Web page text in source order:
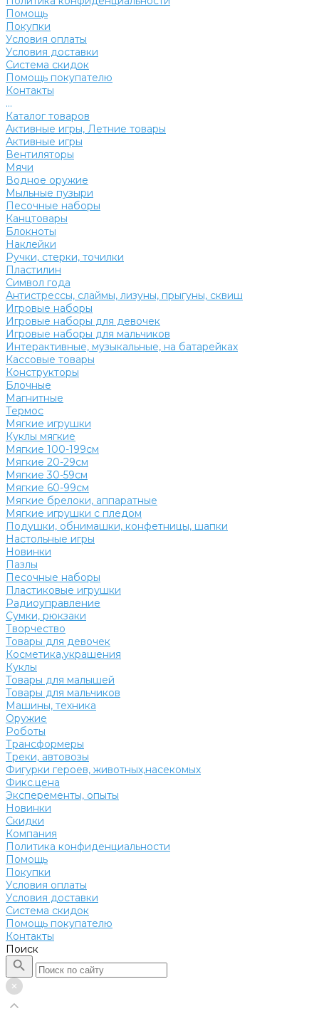
Помощь
Покупки
Условия оплаты
Условия доставки
Система скидок
Помощь покупателю
Контакты
...
Каталог товаров
Активные игры, Летние товары
Активные игры
Вентиляторы
Мячи
Водное оружие
Мыльные пузыри
Песочные наборы
Канцтовары
Блокноты
Наклейки
Ручки, стерки, точилки
Пластилин
Символ года
Антистрессы, слаймы, лизуны, прыгуны, сквиш
Игровые наборы
Игровые наборы для девочек
Игровые наборы для мальчиков
Интерактивные, музыкальные, на батарейках
Кассовые товары
Конструкторы
Блочные
Магнитные
Термос
Мягкие игрушки
Куклы мягкие
Мягкие 100-199см
Мягкие 20-29см
Мягкие 30-59см
Мягкие 60-99см
Мягкие брелоки, аппаратные
Мягкие игрушки с пледом
Подушки, обнимашки, конфетницы, шапки
Настольные игры
Новинки
Пазлы
Песочные наборы
Пластиковые игрушки
Радиоуправление
Сумки, рюкзаки
Творчество
Товары для девочек
Косметика,украшения
Куклы
Товары для малышей
Товары для мальчиков
Машины, техника
Оружие
Роботы
Трансформеры
Треки, автовозы
Фигурки героев, животных,насекомых
Фикс.цена
Эксперементы, опыты
Новинки
Скидки
Компания
Политика конфиденциальности
Помощь
Покупки
Условия оплаты
Условия доставки
Система скидок
Помощь покупателю
Контакты
Поиск